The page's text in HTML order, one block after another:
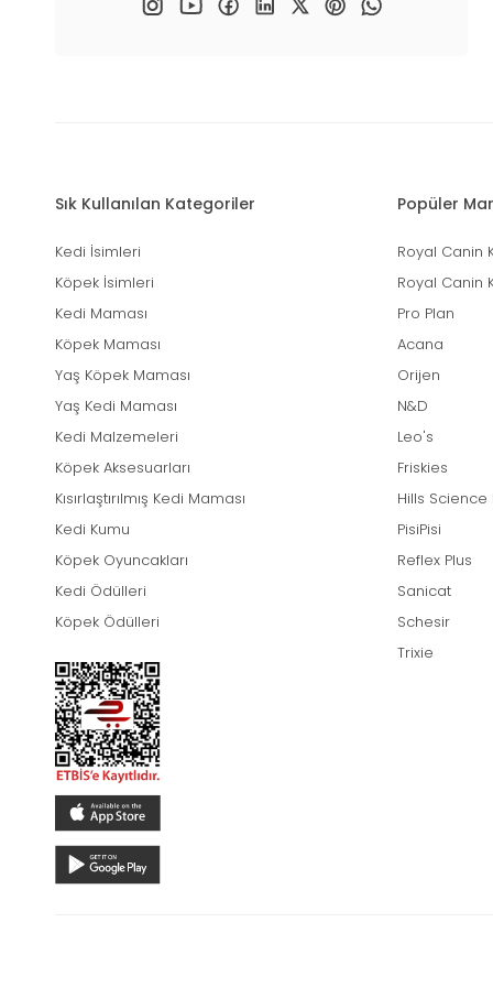
✔ Kaymaz taban özelliği
Küçük ırk köpek
Yemek sonrası ve
Sabırlı ve tutarlı olun.
Düzenli tekrar
Evde Hijyen ve
Köpek tuvaleti
Özellikle şehir
petihtiyac.com’da:
Uygun fiyatlı köpek
Büyük ve küçük ırk
Dayanıklı ve uzun
tek bir kategoride
Köpek Tuvaleti
Köpek tuvaleti
bütçeye uygun
Köpeğinizin sağlığı
Sık Kullanılan Kategoriler
Kedi İsimleri
Köpek İsimleri
Kedi Maması
Köpek Maması
Yaş Köpek Maması
Yaş Kedi Maması
Kedi Malzemeleri
Köpek Aksesuarları
Kısırlaştırılmış Kedi Maması
Kedi Kumu
Köpek Oyuncakları
Kedi Ödülleri
Köpek Ödülleri
Popüler
Royal Canin
Royal Canin
Pro Plan
Acana
Orijen
N&D
Leo's
Friskies
Hills Science
PisiPisi
Reflex Plus
Sanicat
Schesir
Trixie